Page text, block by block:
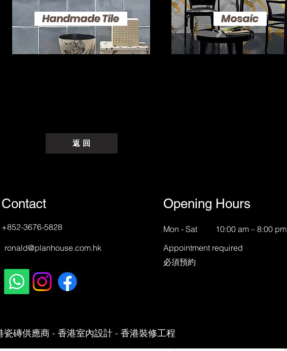
Handmade Tile Mosaic
返 回
Contact
+852-3676-5828
ronald@planhouse.com.hk
Opening Hours
Mon - Sat
10:00 am – 8:00 pm
Appointment required
​必須預約
瓷磚供應商 - 香港室內設計 - 香港裝修工程